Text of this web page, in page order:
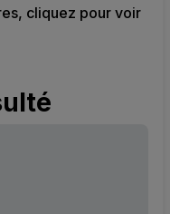
cliquez pour voir